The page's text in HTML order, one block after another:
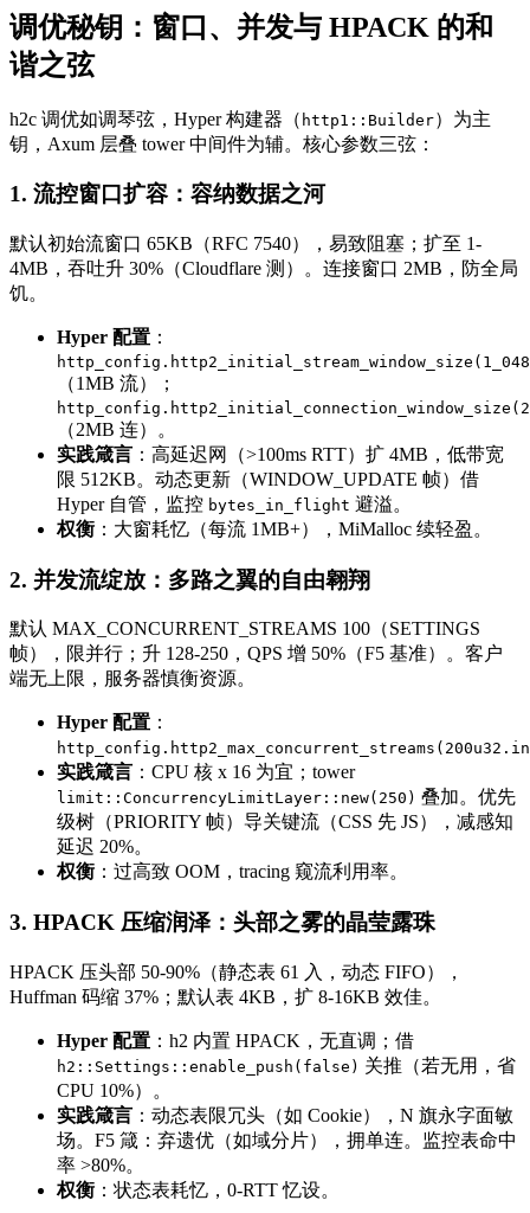
调优秘钥：窗口、并发与 HPACK 的和
谐之弦
h2c 调优如调琴弦，Hyper 构建器（ http1::Builder）为主
钥，Axum 层叠 tower 中间件为辅。核心参数三弦：
1. 流控窗口扩容：容纳数据之河
默认初始流窗口 65KB（RFC 7540），易致阻塞；扩至 1-
4MB，吞吐升 30%（Cloudflare 测）。连接窗口 2MB，防全局
饥。
Hyper 配置 ：
（1MB 流）；
（2MB 连）。
实践箴言 ：高延迟网（>100ms RTT）扩 4MB，低带宽
限 512KB。动态更新（WINDOW_UPDATE 帧）借
Hyper 自管，监控 bytes_in_flight 避溢。
权衡 ：大窗耗忆（每流 1MB+），MiMalloc 续轻盈。
2. 并发流绽放：多路之翼的自由翱翔
默认 MAX_CONCURRENT_STREAMS 100（SETTINGS
帧），限并行；升 128-250，QPS 增 50%（F5 基准）。客户
端无上限，服务器慎衡资源。
Hyper 配置 ：
实践箴言 ：CPU 核 x 16 为宜；tower
limit::ConcurrencyLimitLayer::new(250) 叠加。优先
级树（PRIORITY 帧）导关键流（CSS 先 JS），减感知
延迟 20%。
权衡 ：过高致 OOM，tracing 窥流利用率。
3. HPACK 压缩润泽：头部之雾的晶莹露珠
HPACK 压头部 50-90%（静态表 61 入，动态 FIFO），
Huffman 码缩 37%；默认表 4KB，扩 8-16KB 效佳。
Hyper 配置 ：h2 内置 HPACK，无直调；借
h2::Settings::enable_push(false) 关推（若无用，省
CPU 10%）。
实践箴言 ：动态表限冗头（如 Cookie），N 旗永字面敏
场。F5 箴：弃遗优（如域分片），拥单连。监控表命中
率 >80%。
权衡 ：状态表耗忆，0-RTT 忆设。